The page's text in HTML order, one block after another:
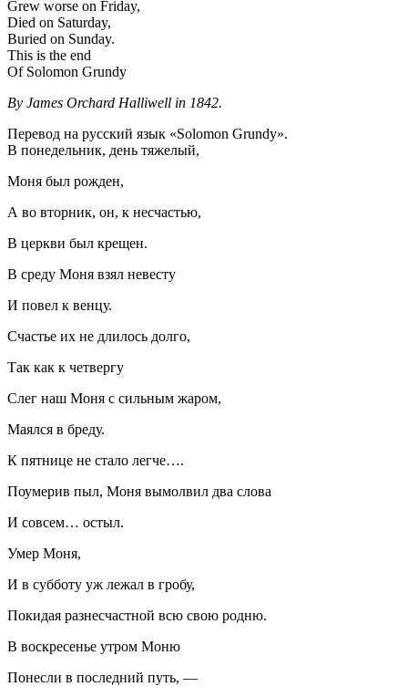
Grew worse on Friday,
Died on Saturday,
Buried on Sunday.
This is the end
Of Solomon Grundy
By James Orchard Halliwell in 1842.
Перевод на русский язык «Solomon Grundy».
В понедельник, день тяжелый,
Моня был рожден,
А во вторник, он, к несчастью,
В церкви был крещен.
В среду Моня взял невесту
И повел к венцу.
Счастье их не длилось долго,
Так как к четвергу
Слег наш Моня с сильным жаром,
Маялся в бреду.
К пятнице не стало легче….
Поумерив пыл, Моня вымолвил два слова
И совсем… остыл.
Умер Моня,
И в субботу уж лежал в гробу,
Покидая разнесчастной всю свою родню.
В воскресенье утром Моню
Понесли в последний путь, —